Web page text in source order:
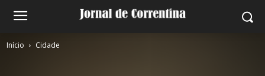
Início Cidade